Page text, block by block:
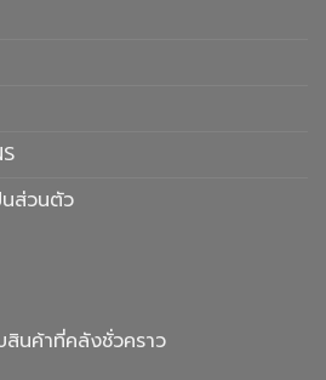
ส่วนตัว
สินค้าที่คลังชั่วคราว